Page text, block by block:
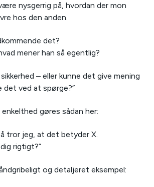
nysgerrig på, hvordan der mon
hos den anden.
det?
mener han så egentlig?
– eller kunne det give mening
det ved at spørge?”
gøres sådan her:
tror jeg, at det betyder X.
rigtigt?”
og detaljeret eksempel: